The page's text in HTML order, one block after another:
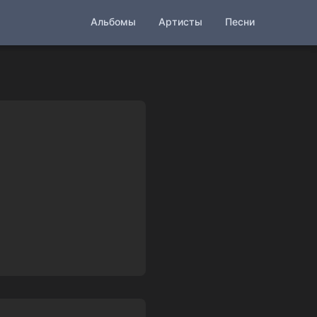
Альбомы Артисты Песни